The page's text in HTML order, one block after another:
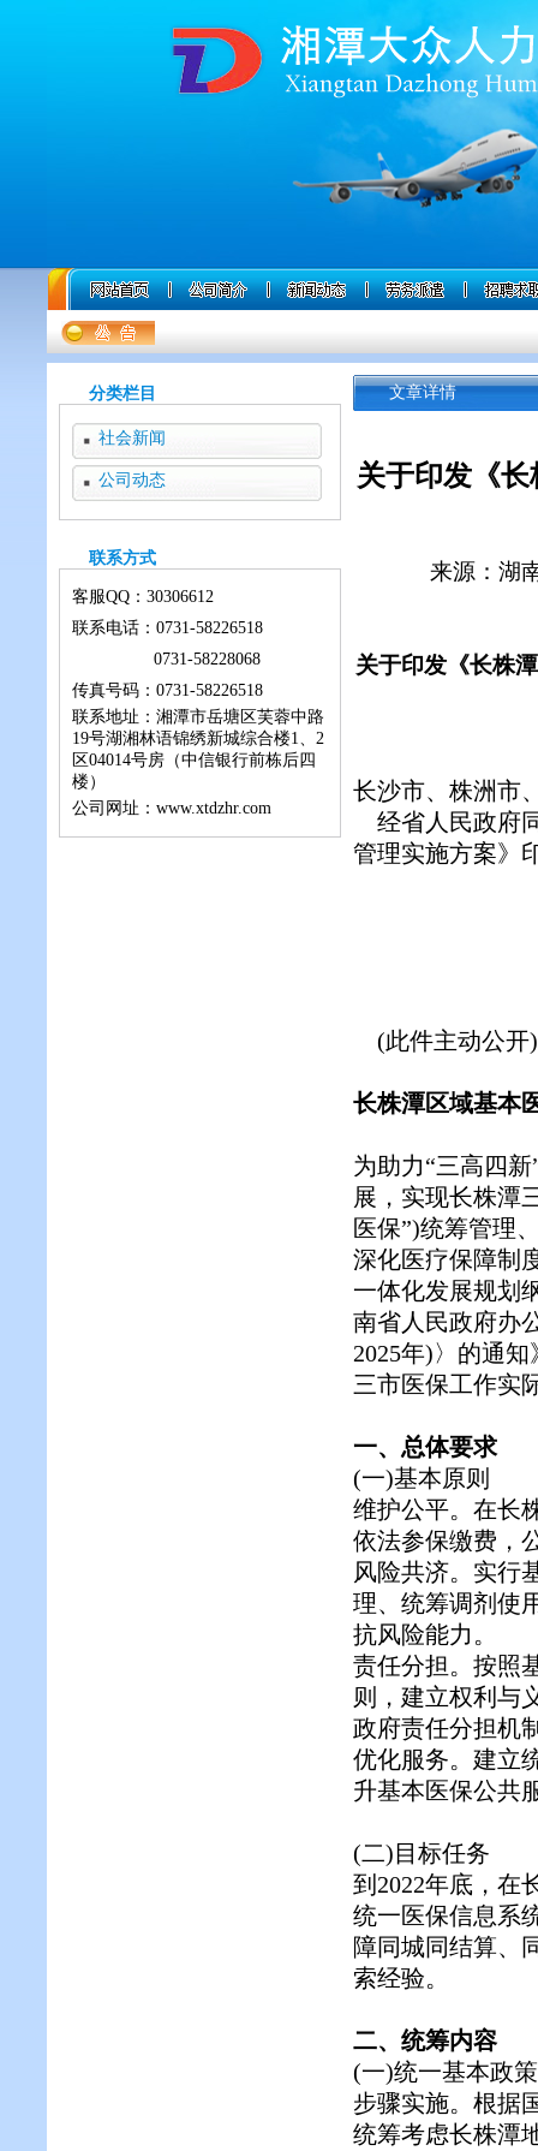
分类栏目
社会新闻
公司动态
联系方式
客服QQ： 30306612
联系电话：0731-58226518
0731-58228068
传真号码：0731-58226518
联系地址：湘潭市岳塘区芙蓉中路
19号湖湘林语锦绣新城综合楼1、2
区04014号房（中信银行前栋后四
楼）
公司网址：www.xtdzhr.com
文章详情
关于印发《
来源：湖
关于印发《长株
长沙市、株洲市
经省人民政府
管理实施方案》
(此件主动公开)
长株潭区域基本
为助力“三高四
展，实现长株潭
医保”)统筹管理
深化医疗保障制
一体化发展规划
南省人民政府办
2025年)〉的通
三市医保工作实
一、总体要求
(一)基本原则
维护公平。在长
依法参保缴费，
风险共济。实行
理、统筹调剂使
抗风险能力。
责任分担。按照
则，建立权利与
政府责任分担机
优化服务。建立
升基本医保公共
(二)目标任务
到2022年底，在
统一医保信息系
障同城同结算、
索经验。
二、统筹内容
(一)统一基本政
步骤实施。根据
统筹考虑长株潭